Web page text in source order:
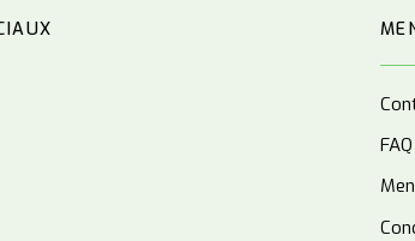
FAQ